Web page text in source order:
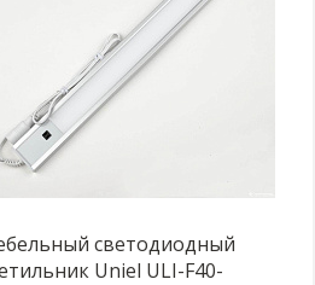
светодиодный
Uniel ULI-F40-